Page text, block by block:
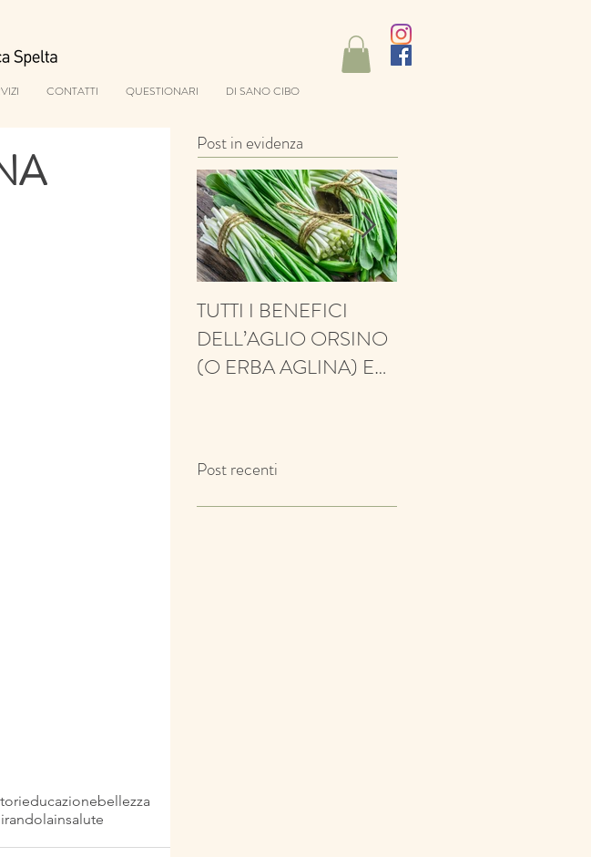
CONTATTI QUESTIONARI DI SANO CIBO
educazionebellezza
insalute
Post in evidenza
TUTTI I BENEFICI
DELL’AGLIO ORSINO
(O ERBA AGLINA) E
Post recenti